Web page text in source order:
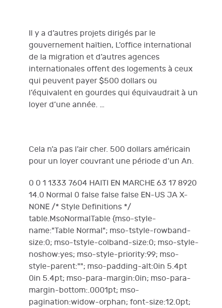
Il y a d’autres projets dirigés par le
gouvernement haïtien, L’office international
de la migration et d’autres agences
internationales offent des logements à ceux
qui peuvent payer $500 dollars ou
l’équivalent en gourdes qui équivaudrait à un
loyer d’une année. …
Cela n’a pas l’air cher. 500 dollars américain
pour un loyer couvrant une période d’un An.
0 0 1 1333 7604 HAITI EN MARCHE 63 17 8920
14.0 Normal 0 false false false EN-US JA X-
NONE /* Style Definitions */
table.MsoNormalTable {mso-style-
name:"Table Normal"; mso-tstyle-rowband-
size:0; mso-tstyle-colband-size:0; mso-style-
noshow:yes; mso-style-priority:99; mso-
style-parent:""; mso-padding-alt:0in 5.4pt
0in 5.4pt; mso-para-margin:0in; mso-para-
margin-bottom:.0001pt; mso-
pagination:widow-orphan; font-size:12.0pt;